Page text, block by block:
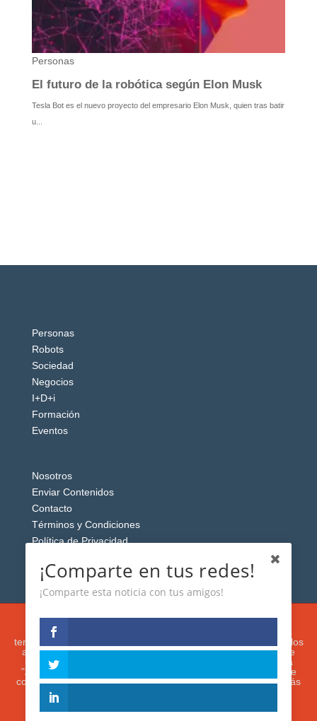
Personas
Robots
Sociedad
Negocios
I+D+i
Formación
Eventos
Nosotros
Enviar Contenidos
Contacto
Términos y Condiciones
Política de Privacidad
reservados.
Esta web usa cookies analíticas y publicitarias (propias y de
terceros) para analizar el tráfico y personalizar el contenido y los
anuncios que le mostremos de acuerdo con su navegación e
intereses, buscando así mejorar su experiencia. Si presiona
"Aceptar" o continúa navegando, acepta su utilización. Puede
configurar o rechazar su uso presionando "Configuración". Más
¡Comparte en tus redes!
¡Comparte esta noticia con tus amigos!